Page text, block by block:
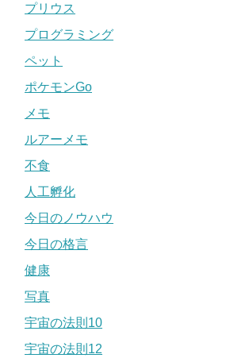
プリウス
プログラミング
ペット
ポケモンGo
メモ
ルアーメモ
不食
人工孵化
今日のノウハウ
今日の格言
健康
写真
宇宙の法則10
宇宙の法則12